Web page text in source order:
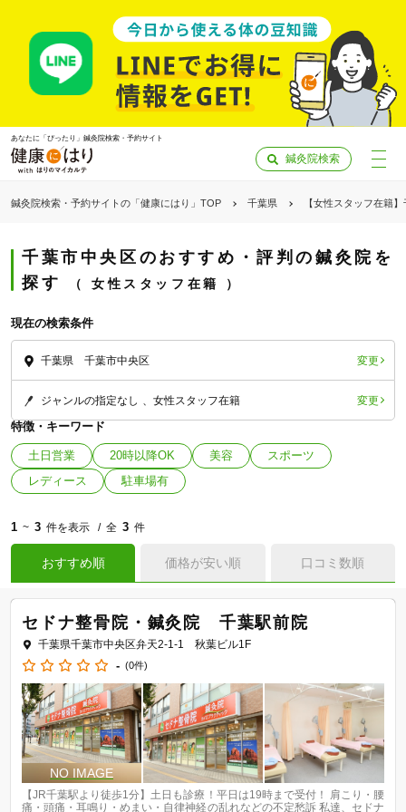
あなたに「ぴったり」鍼灸院検索・予約サイト
鍼灸院検索
鍼灸院検索・予約サイトの「健康にはり」TOP 千葉県 【女性スタッフ在籍
千葉市中央区のおすすめ・評判の鍼灸院を
探す
女性スタッフ在籍
現在の検索条件
千葉県 千葉市中央区 変更
ジャンルの指定なし 女性スタッフ在籍 変更
特徴・キーワード
土日営業 20時以降OK 美容
スポーツ
レディース
駐車場有
1 ~ 3 件を表示 全 3 件
おすすめ順 価格が安い順 口コミ数順
セドナ整骨院・鍼灸院 千葉駅前院
千葉県千葉市中央区弁天2-1-1 秋葉ビル1F
- (0件)
【JR千葉駅より徒歩1分】土日も診療！平日は19時まで受付！ 肩こり・腰
痛・頭痛・耳鳴り・めまい・自律神経の乱れなどの不定愁訴 私達、セドナ
「健康にはりを見た」